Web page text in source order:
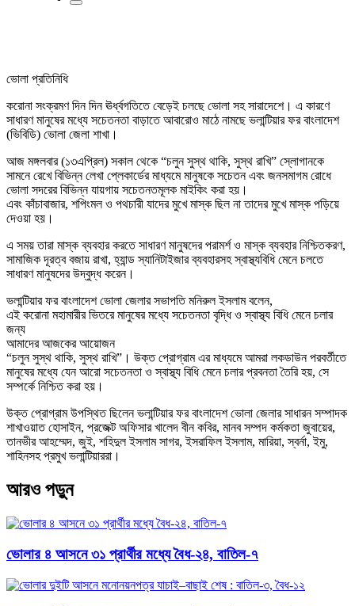
ভোলা প্রতিনিধি
করোনা সংক্রমণ দিন দিন ঊর্ধ্বগতিতে বেড়েই চলছে ভোলা সহ সারাদেশে। এ কারণে
সাধারণ মানুষের মধ্যে সচেতনতা বাড়াতে আবারোও মাঠে নামছে ভলান্টিয়ার ফর বাংলাদেশ
(ভিবিডি) ভোলা জেলা শাখা।
আজ মঙ্গলবার (১৩এপ্রিল) সকাল থেকে “চলুন সুস্থ থাকি, সুস্থ রাখি” স্লোগানকে
সামনে রেখে বিভিন্ন লেখা প্লেকার্ডের মাধ্যমে মানুষকে সচেতন এবং জনসমাগম রোধে
ভোলা সদরের বিভিন্ন যায়গায় সচেতনতমূলক মাইকিং করা হয়।
এবং কাঁচাবাজার, শপিংমল ও পথচারী যাদের মুখে মাস্ক ছিল না তাদের মুখে মাস্ক পড়িয়ে
দেওয়া হয়।
এ সময় তারা মাস্ক ব্যবহার করতে সাধারণ মানুষদের পরামর্শ ও মাস্ক ব্যবহার নিশ্চিতকরণ,
সামাজিক দূরত্ব বজায় রাখা, হ্যান্ড স্যানিটাইজার ব্যবহারসহ স্বাস্থ্যবিধি মেনে চলতে
সাধারণ মানুষদের উদ্বুদ্ধ করেন।
ভলান্টিয়ার ফর বাংলাদেশ ভোলা জেলার সভাপতি মনিরুল ইসলাম বলেন,
এই করোনা মহামারীর ভিতরে মানুষের মধ্যে সচেতনতা বৃদ্ধি ও স্বাস্থ্য বিধি মেনে চলার
জন্য
আমাদের আজকের আয়োজন
“চলুন সুস্থ থাকি, সুস্থ রাখি”। উক্ত প্রোগ্রাম এর মাধ্যমে আমরা লকডাউন পরবর্তীতে
মানুষের মধ্যে যেন আরো সচেতনতা ও স্বাস্থ্য বিধি মেনে চলার প্রবনতা তৈরি হয়, সে
সম্পর্কে নিশ্চিত করা হয়।
উক্ত প্রোগ্রাম উপস্থিত ছিলেন ভলান্টিয়ার ফর বাংলাদেশ ভোলা জেলার সাধারন সম্পাদক
শাখাওয়াত হোসাইন, প্রজেক্ট অফিসার খালেদ বীন কবির, মানব সম্পদ কর্মকতা জুবায়ের,
তানভীর আহম্মেদ, জুই, শহিদুল ইসলাম সাগর, ইসরাফিল ইসলাম, মারিয়া, স্বর্না, ইমু,
শাহিনসহ প্রমুখ ভলান্টিয়াররা।
আরও পড়ুন
ভোলার ৪ আসনে ৩১ প্রার্থীর মধ্যে বৈধ-২৪, বাতিল-৭